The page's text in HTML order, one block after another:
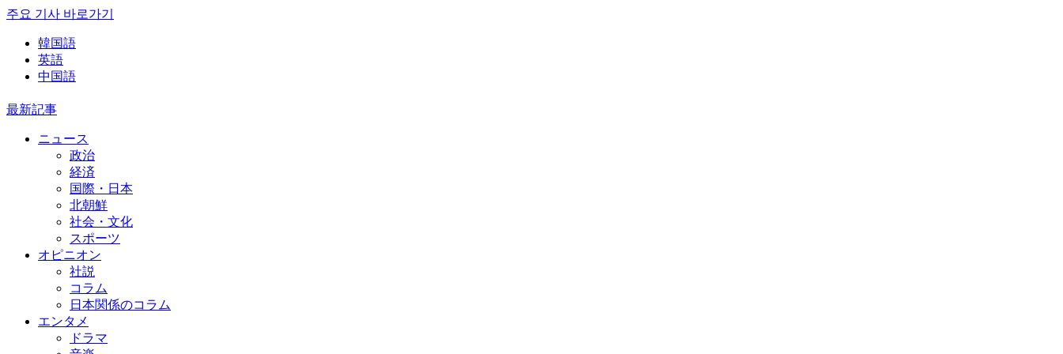
주요 기사 바로가기
韓国語
英語
中国語
最新記事
ニュース
政治
経済
国際・日本
北朝鮮
社会・文化
スポーツ
オピニオン
社説
コラム
日本関係のコラム
エンタメ
ドラマ